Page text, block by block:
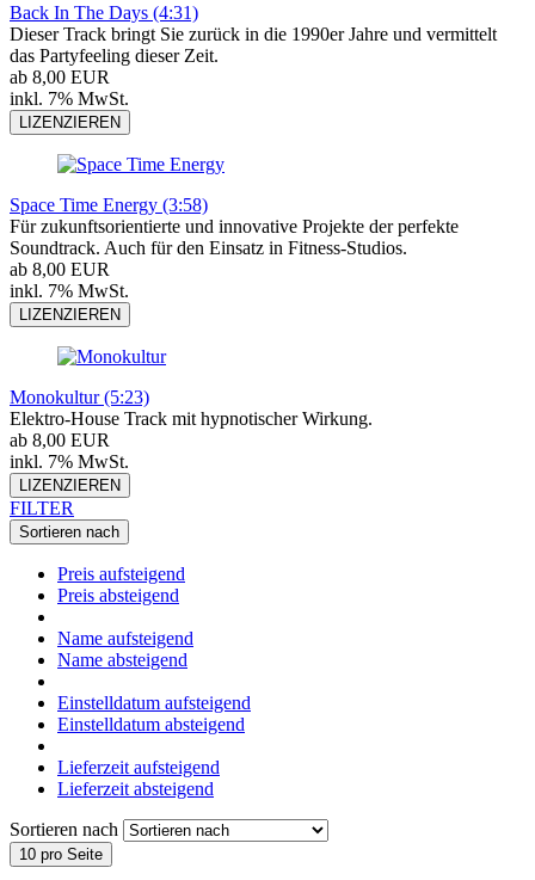
Back In The Days (4:31)
Dieser Track bringt Sie zurück in die 1990er Jahre und vermittelt
das Partyfeeling dieser Zeit.
ab 8,00 EUR
inkl. 7% MwSt.
LIZENZIEREN
Space Time Energy (3:58)
Für zukunftsorientierte und innovative Projekte der perfekte
Soundtrack. Auch für den Einsatz in Fitness-Studios.
ab 8,00 EUR
inkl. 7% MwSt.
LIZENZIEREN
Monokultur (5:23)
Elektro-House Track mit hypnotischer Wirkung.
ab 8,00 EUR
inkl. 7% MwSt.
LIZENZIEREN
FILTER
Sortieren nach
Preis aufsteigend
Preis absteigend
Name aufsteigend
Name absteigend
Einstelldatum aufsteigend
Einstelldatum absteigend
Lieferzeit aufsteigend
Lieferzeit absteigend
Sortieren nach
10 pro Seite